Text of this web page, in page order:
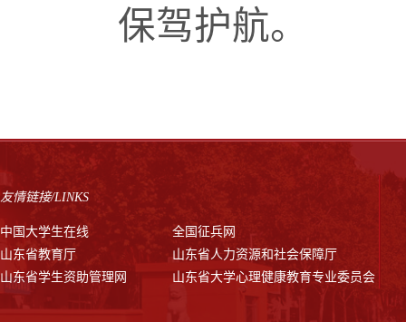
保驾护航。
友情链接/LINKS
中国大学生在线
全国征兵网
山东省教育厅
山东省人力资源和社会保障厅
山东省学生资助管理网
山东省大学心理健康教育专业委员会